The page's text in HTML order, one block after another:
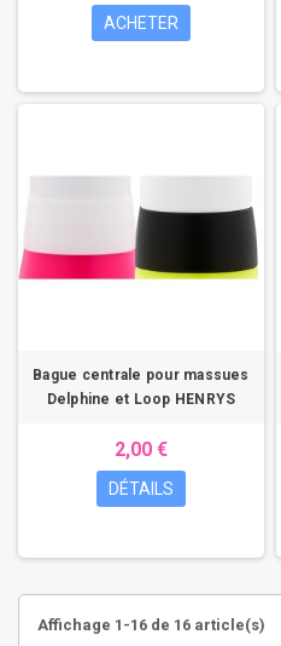
ACHETER
Bague centrale pour massues
Delphine et Loop HENRYS
2,00 €
DÉTAILS
Affichage 1-16 de 16 article(s)